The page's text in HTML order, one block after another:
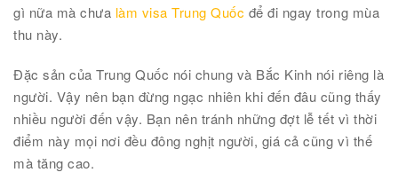
gì nữa mà chưa làm visa Trung Quốc để đi ngay trong mùa
thu này.
Đặc sản của Trung Quốc nói chung và Bắc Kinh nói riêng là
người. Vậy nên bạn đừng ngạc nhiên khi đến đâu cũng thấy
nhiều người đến vậy. Bạn nên tránh những đợt lễ tết vì thời
điểm này mọi nơi đều đông nghịt người, giá cả cũng vì thế
mà tăng cao.